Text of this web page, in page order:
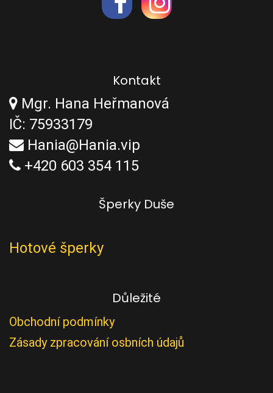
Kontakt
Mgr. Hana Heřmanová
IČ: 75933179
Hania@Hania.vip
+420 603 354 115
Šperky Duše
Hotové šperky
Důležité
Obchodní podmínky
Zásady zpracování osbních údajů